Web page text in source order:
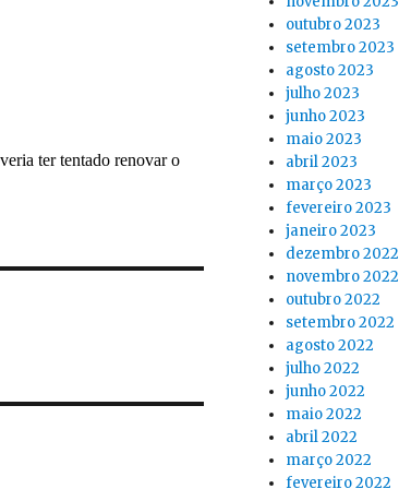
outubro 2023
setembro 2023
agosto 2023
julho 2023
junho 2023
maio 2023
abril 2023
março 2023
fevereiro 2023
janeiro 2023
dezembro 2022
novembro 2022
outubro 2022
setembro 2022
agosto 2022
julho 2022
junho 2022
maio 2022
abril 2022
março 2022
fevereiro 2022